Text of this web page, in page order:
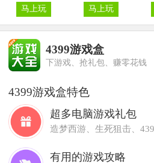
马上玩 马上玩
4399游戏盒
下游戏、抢礼包、赚零花钱
4399游戏盒特色
超多电脑游戏礼包
造梦西游、生死狙击、
有用的游戏攻略